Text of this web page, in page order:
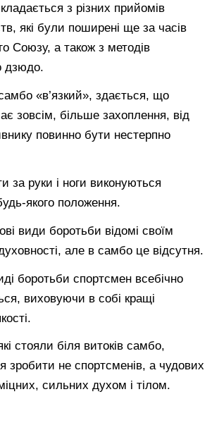
з різних прийомів
які були поширені ще за часів
Союзу, а також з методів
дзюдо.
«в’язкий», здається, що
зовсім, більше захоплення, від
повинно бути нестерпно
за руки і ноги виконуються
якого положення.
види боротьби відомі своїм
але в самбо це відсутня.
боротьби спортсмен всебічно
виховуючи в собі кращі
стояли біля витоків самбо,
зробити не спортсменів, а чудових
сильних духом і тілом.